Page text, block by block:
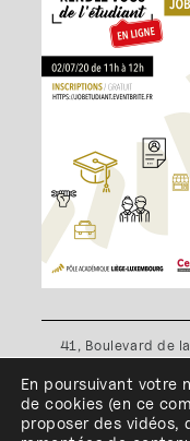
41, Boulevard de
Plan d'accès•
cookies
l'ESA
En poursuivant votre
de cookies (en ce
proposer des vidéos,